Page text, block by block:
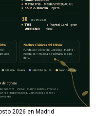
2026 en Madrid